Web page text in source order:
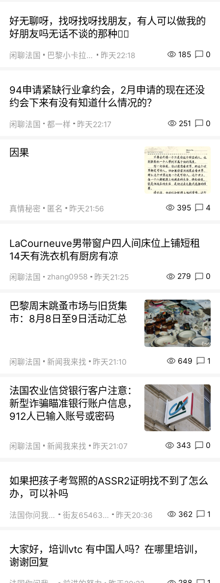
好无聊呀，找呀找呀找朋友，有人可以做我的
好朋友吗无话不谈的那种😮‍💨
闲聊法国 巴黎小卡拉咪 昨天22:18 185 0
94申请紧缺行业拿约会，2月申请的现在还没
约会下来有没有知道什么情况的？
闲聊法国 都一样 昨天22:17 251 0
因果
真情秘密 匿名 昨天21:56 395 4
LaCourneuve男带窗户四人间床位上铺短租
14天有洗衣机有厨房有凉
闲聊法国 zhang0958 昨天21:25 279 0
巴黎周末跳蚤市场与旧货集
市：8月8日至9日活动汇总
闲聊法国 新闻我来找 昨天21:10 649 1
法国农业信贷银行客户注意：
新型诈骗瞄准银行账户信息，
912人已输入账号或密码
闲聊法国 新闻我来找 昨天21:07 343 0
如果把孩子考驾照的ASSR2证明找不到了怎么
办，可以补吗
法国你问我答 街友65463281 昨天20:36 362 1
大家好，培训vtc 有中国人吗？在哪里培训，
谢谢回复